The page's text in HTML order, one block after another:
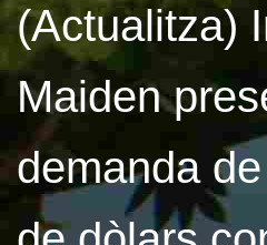
(Actualitza)
Maiden
demanda